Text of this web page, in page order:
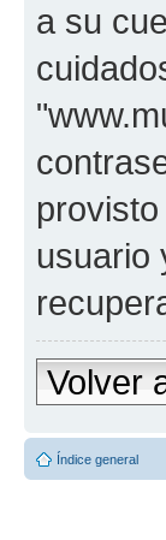
a su
usuario
Volver
Índice general